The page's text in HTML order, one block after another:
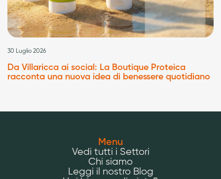
30 Luglio 2026
Da Villaricca ai social: La Boutique Proteica
racconta una nuova idea di benessere quotidiano
Menu
Vedi tutti i Settori
Chi siamo
Leggi il nostro Blog